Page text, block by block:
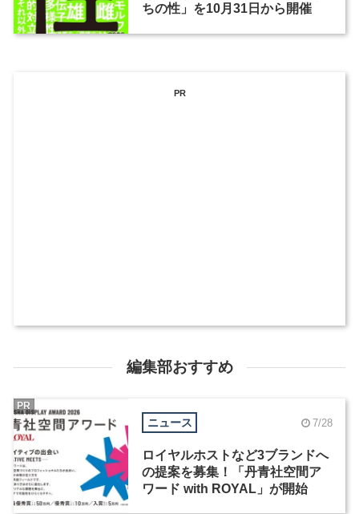
ちの性」を10月31日から開催
PR
編集部おすすめ
ニュース 7/28
ロイヤルホストなど3ブランドへ
の提案を募集！「丹青社空間ア
ワード with ROYAL」が開始
PR